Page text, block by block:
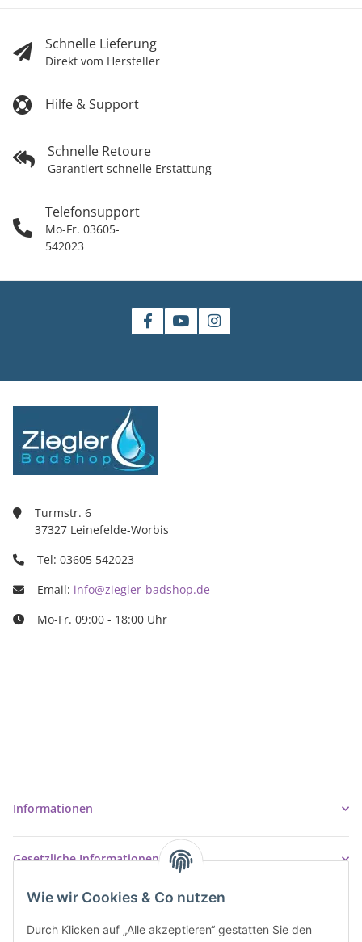
Wie wir Cookies & Co nutzen
Durch Klicken auf „Alle akzeptieren“ gestatten Sie den
Schnelle Lieferung
Direkt vom Hersteller
Hilfe & Support
Schnelle Retoure
Garantiert schnelle Erstattung
Telefonsupport
Mo-Fr. 03605-
542023
Turmstr. 6
37327 Leinefelde-Worbis
Tel: 03605 542023
Email: info@ziegler-badshop.de
Mo-Fr. 09:00 - 18:00 Uhr
Informationen
Gesetzliche Informationen